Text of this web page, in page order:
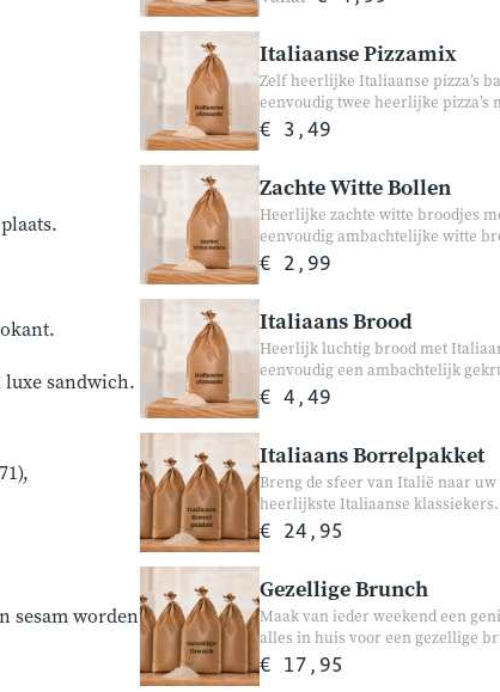
sandwich.
sesam worden
helemaal naar eigen smaak.
Italiaanse Pizzamix
Zelf heerlijke Italiaanse pizza’s
eenvoudig twee heerlijke
smaak. Perfect voor een
kinderen of gewoon omdat
€ 3,49
Zachte Witte Bollen
Heerlijke zachte witte broodjes
eenvoudig ambachtelijke witte
Perfect voor ontbijt, lunch of een
€ 2,99
Italiaans Brood
Heerlijk luchtig brood met
eenvoudig een ambachtelijk
soep, tapas, barbecue of als luxe
€ 4,49
Italiaans Borrelpakket
Breng de sfeer van Italië naar
heerlijkste Italiaanse
ambachtelijke pizzabodem en
uitgebreide lunch of een
broodbakmachine Ambachtelijke
€ 24,95
Gezellige Brunch
Maak van ieder weekend een
alles in huis voor een gezellige
rozijnenbrood tot poffertjes en
feestelijke brunch of een
€ 17,95